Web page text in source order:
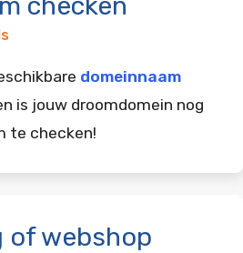
domeinnaam
is jouw droomdomein nog
te checken!
of webshop